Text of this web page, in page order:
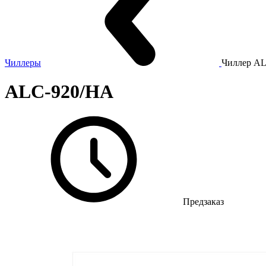
Чиллеры Чиллер
ALC-920/HA
Предзаказ